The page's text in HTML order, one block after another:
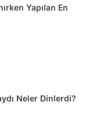
Yapılan En
Neler Dinlerdi?